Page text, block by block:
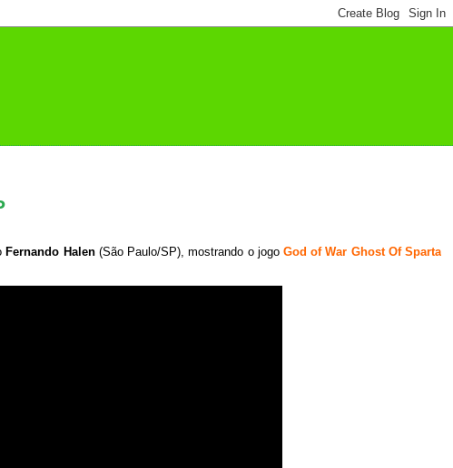
Fernando Halen(São Paulo/SP), mostrando o jogo God of War Ghost Of Sparta